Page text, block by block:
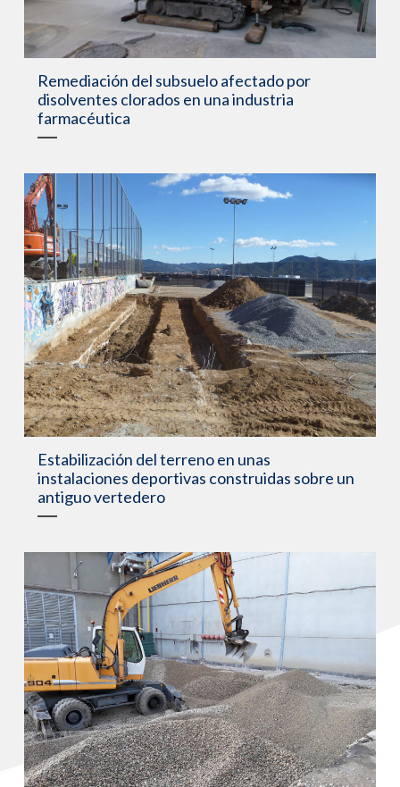
Remediación del subsuelo afectado por
disolventes clorados en una industria
farmacéutica
Estabilización del terreno en unas
instalaciones deportivas construidas sobre un
antiguo vertedero